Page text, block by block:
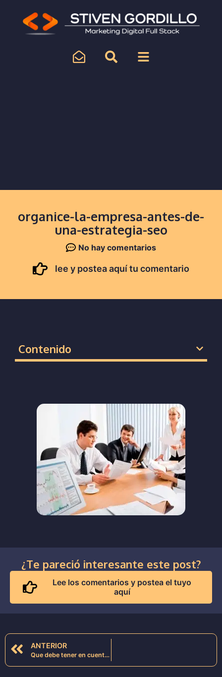
organice-la-empresa-antes-de-
una-estrategia-seo
No hay comentarios
lee y postea aquí tu comentario
Contenido
¿Te pareció interesante este post?
Lee los comentarios y postea el tuyo
aquí
ANTERIOR
Que debe tener en cuenta la empresa antes de iniciar una estrategia seo.